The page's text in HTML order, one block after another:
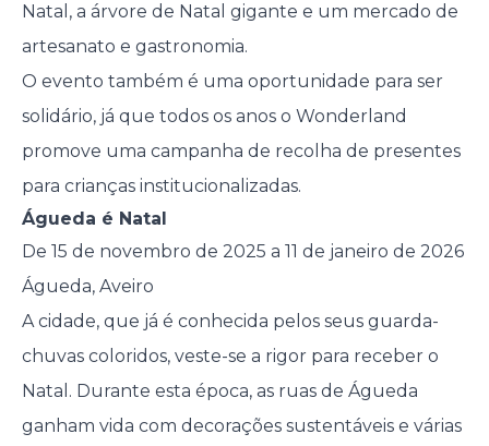
Natal, a árvore de Natal gigante e um mercado de
artesanato e gastronomia.
O evento também é uma oportunidade para ser
solidário, já que todos os anos o Wonderland
promove uma campanha de recolha de presentes
para crianças institucionalizadas.
Águeda é Natal
De 15 de novembro de 2025 a 11 de janeiro de 2026
Águeda, Aveiro
A cidade, que já é conhecida pelos seus guarda-
chuvas coloridos, veste-se a rigor para receber o
Natal. Durante esta época, as ruas de Águeda
ganham vida com decorações sustentáveis e várias